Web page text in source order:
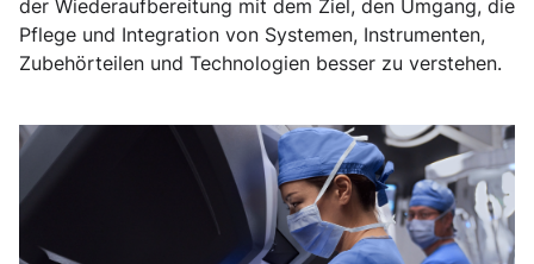
der Wiederaufbereitung mit dem Ziel, den Umgang, die
Pflege und Integration von Systemen, Instrumenten,
Zubehörteilen und Technologien besser zu verstehen.